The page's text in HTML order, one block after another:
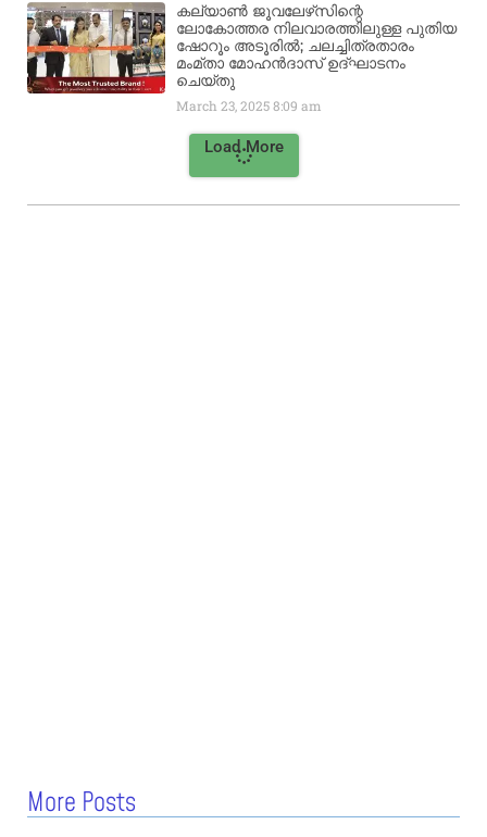
കല്യാൺ ജൂവലേഴ്‌സിന്റെ
ലോകോത്തര നിലവാരത്തിലുള്ള പുതിയ
ഷോറൂം അടൂരിൽ; ചലച്ചിത്രതാരം
മംമ്താ മോഹൻദാസ് ഉദ്ഘാടനം
ചെയ്‌തു
March 23, 20258:09 am
Load More
More Posts